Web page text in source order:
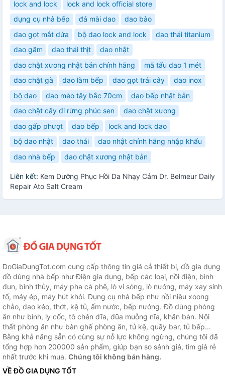
lock and lock
lock and lock official store
dụng cụ nhà bếp
đá mài dao
dao bào
dao gọt mắt dứa
bộ dao lock and lock
dao thái titanium
dao găm
dao thái thịt
dao nhật
dao chặt xương nhật bản chính hãng
mã tấu dao 1 mét
dao chặt gà
dao làm bếp dao gọt trái cây
dao inox
bộ dao
dao mèo tây bắc 70cm
dao bếp nhật bản
dao chặt cây đi rừng phúc sen
dao chặt xương
dao gấp phượt
dao bếp
lock and lock dao
bộ dao nhật
dao thái
dao nhật chính hãng nhập khẩu
dao nhà bếp
dao chặt xương nhật bản
Liên kết: Kem Dưỡng Phục Hồi Da Nhạy Cảm Dr. Belmeur Daily
Repair Ato Salt Cream
DoGiaDungTot.com cung cấp thông tin giá cả thiết bị, đồ gia dụng
đồ dùng nhà bếp như Điện gia dụng, bếp các loại, nồi điện, bình
đun, bình thủy, máy pha cà phê, lò vi sóng, lò nướng, máy xay sinh
tố, máy ép, máy hút khói. Dụng cụ nhà bếp như nồi niêu xoong
chảo, dao kéo, thớt, kệ tủ, ấm nước, bếp nướng. Đồ dùng phòng
ăn như bình, ly cốc, tô chén dĩa, đũa muỗng nĩa, khăn bàn. Nội
thất phòng ăn như bàn ghế phòng ăn, tủ kệ, quầy bar, tủ bếp...
Bằng khả năng sẵn có cùng sự nỗ lực không ngừng, chúng tôi đã
tổng hợp hơn 200000 sản phẩm, giúp bạn so sánh giá, tìm giá rẻ
nhất trước khi mua. Chúng tôi không bán hàng.
VỀ ĐỒ GIA DỤNG TỐT